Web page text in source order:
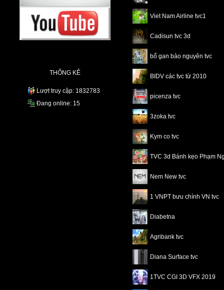
THỐNG KÊ
Lượt truy cập: 1832783
Đang online: 15
Viet Nam Airline tvc1
Cadisun tvc 3d
bổ gan bảo nguyên tvc
BIDV các tvc từ 2010
picenza tvc
3zoka tvc
Kym co tvc
TVC 3d Bánh kẹo Phạm
Nem New tvc
1 VNPT bưu chính VN tvc
Diabetna
Agribank tvc
Diana Surface tvc
1TVC CGI 3D VFX 2019